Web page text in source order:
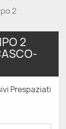
2
2
Prespaziati